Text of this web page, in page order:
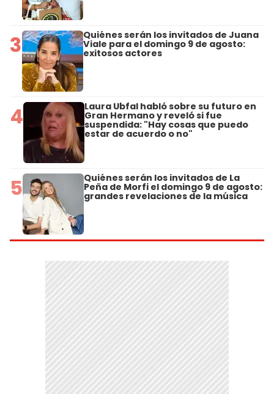
3 Quiénes serán los invitados de Juana
Viale para el domingo 9 de agosto:
exitosos actores
4 Laura Ubfal habló sobre su futuro en
Gran Hermano y reveló si fue
suspendida: "Hay cosas que puedo
estar de acuerdo o no"
5 Quiénes serán los invitados de La
Peña de Morfi el domingo 9 de agosto:
grandes revelaciones de la música